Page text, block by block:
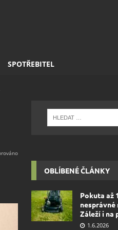
SPOTŘEBITEL
OBLÍBENÉ ČLÁNKY
Pokuta až
nesprávné
Záleží i na
1.6.2026